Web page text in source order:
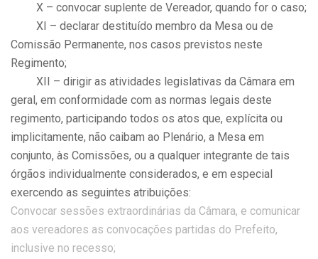
X – convocar suplente de Vereador, quando for o caso;
XI – declarar destituído membro da Mesa ou de
Comissão Permanente, nos casos previstos neste
Regimento;
XII – dirigir as atividades legislativas da Câmara em
geral, em conformidade com as normas legais deste
regimento, participando todos os atos que, explícita ou
implicitamente, não caibam ao Plenário, a Mesa em
conjunto, às Comissões, ou a qualquer integrante de tais
órgãos individualmente considerados, e em especial
exercendo as seguintes atribuições:
Convocar sessões extraordinárias da Câmara, e comunicar
aos vereadores as convocações partidas do Prefeito,
inclusive no recesso;